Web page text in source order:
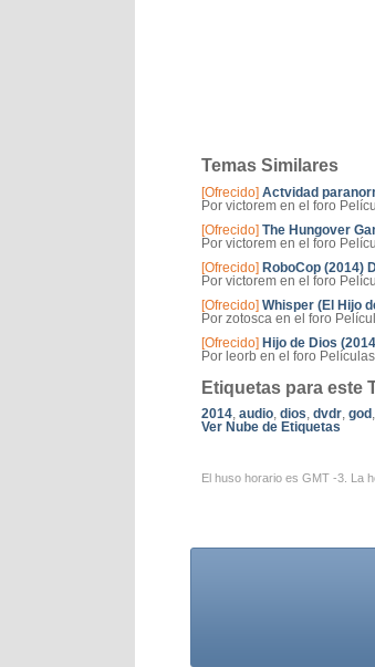
Temas Similares
[Ofrecido] Actvidad
Por victorem en el foro
[Ofrecido] The Hungover
Por victorem en el foro
[Ofrecido] RoboCop (2014)
Por victorem en el foro
[Ofrecido] Whisper (El Hijo
Por zotosca en el foro
[Ofrecido] Hijo de Dios
Por leorb en el foro Películas
Etiquetas para este
2014, audio, dios, dvdr, god ,
Ver Nube de Etiquetas
El huso horario es GMT -3. La